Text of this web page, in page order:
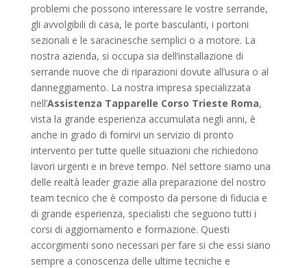
problemi che possono interessare le vostre serrande,
gli avvolgibili di casa, le porte basculanti, i portoni
sezionali e le saracinesche semplici o a motore. La
nostra azienda, si occupa sia dell’installazione di
serrande nuove che di riparazioni dovute all’usura o al
danneggiamento. La nostra impresa specializzata
nell’Assistenza Tapparelle Corso Trieste Roma,
vista la grande esperienza accumulata negli anni, è
anche in grado di fornirvi un servizio di pronto
intervento per tutte quelle situazioni che richiedono
lavori urgenti e in breve tempo. Nel settore siamo una
delle realtà leader grazie alla preparazione del nostro
team tecnico che è composto da persone di fiducia e
di grande esperienza, specialisti che seguono tutti i
corsi di aggiornamento e formazione. Questi
accorgimenti sono necessari per fare si che essi siano
sempre a conoscenza delle ultime tecniche e